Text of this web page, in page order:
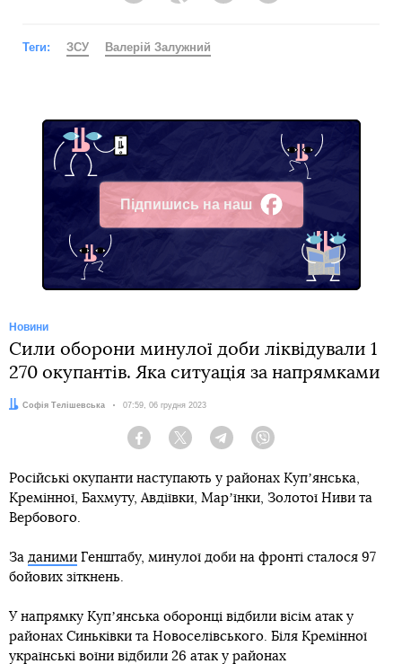
Теги: ЗСУ Валерій Залужний
Підпишись на наш
Facebook
Новини
Сили оборони минулої доби ліквідували 1
270 окупантів. Яка ситуація за напрямками
Автор:
Софія Телішевська Дата:
07:59, 06 грудня 2023
Facebook Twitter Telegram
Російські окупанти наступають у районах Купʼянська,
Кремінної, Бахмуту, Авдіївки, Марʼїнки, Золотої Ниви та
Вербового.
За даними Генштабу, минулої доби на фронті сталося 97
бойових зіткнень.
У напрямку Купʼянська оборонці відбили вісім атак у
районах Синьківки та Новоселівського. Біля Кремінної
українські воїни відбили 26 атак у районах